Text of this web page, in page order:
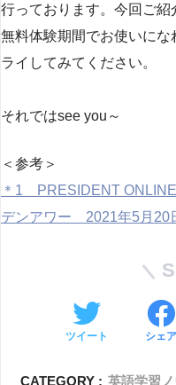
行っております。今回ご
無料体験期間でお使いにな
ライしてみてください。
それではsee you～
＜参考＞
＊1 PRESIDENT
デンアワー 2021年5月20
ツイート シェア
CATEGORY : 英語学習